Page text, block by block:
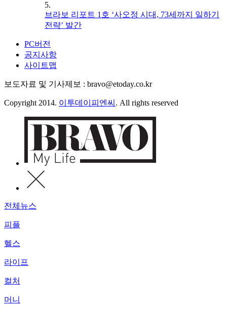
5.
브라보 리포트 1호 ‘사오정 시대, 73세까지 일하기
전략’ 발간
PC버전
공지사항
사이트맵
보도자료 및 기사제보 : bravo@etoday.co.kr
Copyright 2014. 이투데이피엔씨 . All rights reserved
전체뉴스
피플
헬스
라이프
컬처
머니